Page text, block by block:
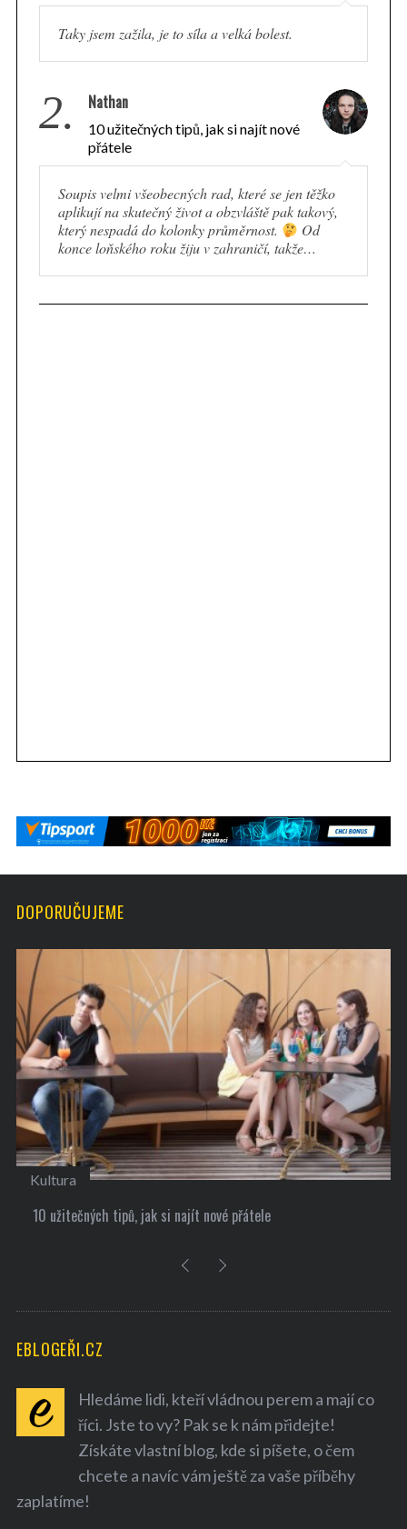
Taky jsem zažila, je to síla a velká bolest.
2. Nathan
10 užitečných tipů, jak si najít nové
přátele
Soupis velmi všeobecných rad, které se jen těžko
aplikují na skutečný život a obzvláště pak takový,
který nespadá do kolonky průměrnost.
Od
konce loňského roku žiju v zahraničí, takže…
DOPORUČUJEME
Kultura
10 užitečných tipů, jak si najít nové přátele
EBLOGEŘI.CZ
Hledáme lidi, kteří vládnou perem a mají co
říci. Jste to vy? Pak se k nám přidejte!
Získáte vlastní blog, kde si píšete, o čem
chcete a navíc vám ještě za vaše příběhy
zaplatíme!